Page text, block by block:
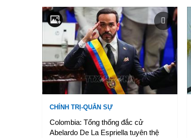
CHÍNH TRỊ-QUÂN SỰ
Colombia: Tổng thống đắc cử
Abelardo De La Espriella tuyên thệ